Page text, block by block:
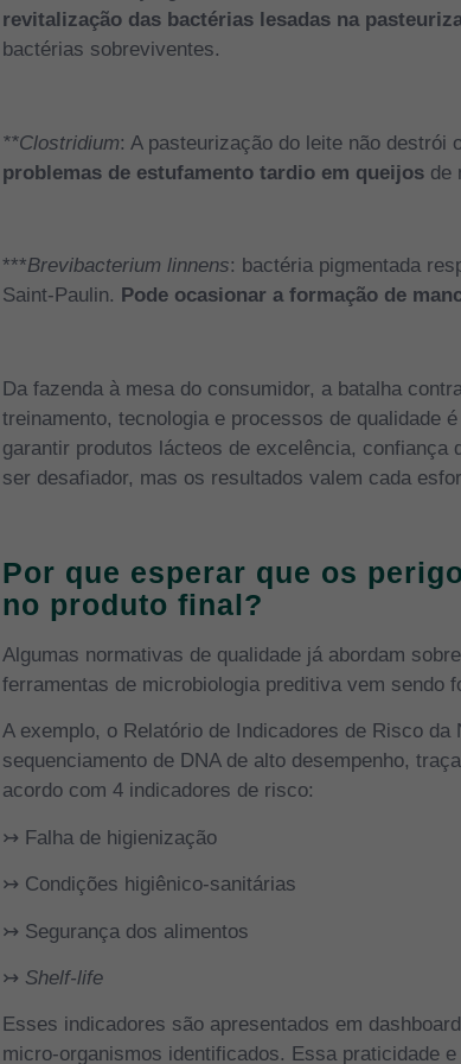
revitalização das bactérias lesadas na
bactérias sobreviventes.
**Clostridium: A pasteurização do leite não destrói
problemas de estufamento tardio em queijos de
***Brevibacterium linnens: bactéria pigmentada
Saint-Paulin. Pode ocasionar a formação de
Da fazenda à mesa do consumidor, a batalha
treinamento, tecnologia e processos de qualidade
garantir produtos lácteos de excelência,
ser desafiador, mas os resultados valem cada
Por que esperar que os
no produto final?
Algumas normativas de qualidade já abordam
ferramentas de microbiologia preditiva vem sendo
A exemplo, o Relatório de Indicadores de Risco
sequenciamento de DNA de alto desempenho,
acordo com 4 indicadores de risco:
↣ Falha de higienização
↣ Condições higiênico-sanitárias
↣ Segurança dos alimentos
↣ Shelf-life
Esses indicadores são apresentados em
micro-organismos identificados. Essa praticidade